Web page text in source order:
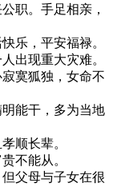
职。手足相亲，
乐，平安福禄。
出现重大灾难。
寞狐独，女命不
能干，多为当地
顺长辈。
不能从。
父母与子女在很